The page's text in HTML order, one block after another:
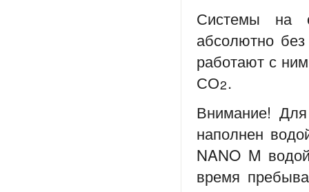
Системы на
абсолютно
работают с
СО2.
Внимание!
наполнен
NANO M
время